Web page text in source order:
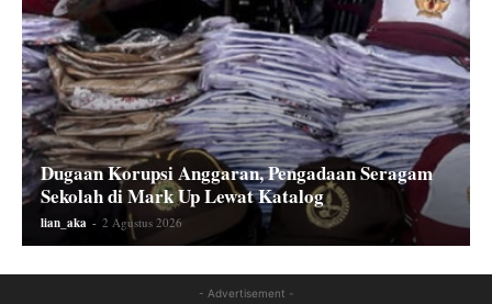
Dugaan Korupsi Anggaran, Pengadaan Seragam
Sekolah di Mark Up Lewat Katalog
lian_aka - 2 Agustus 2026
- Advertisement -